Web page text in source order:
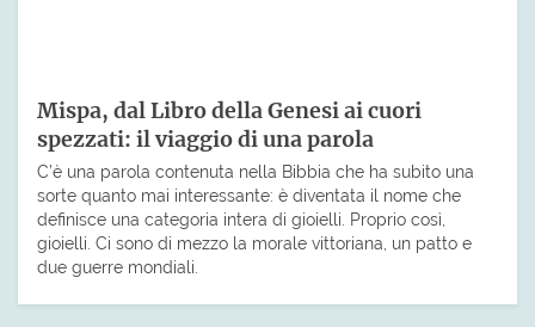
Mispa, dal Libro della Genesi ai cuori
spezzati: il viaggio di una parola
C’è una parola contenuta nella Bibbia che ha subito una
sorte quanto mai interessante: è diventata il nome che
definisce una categoria intera di gioielli. Proprio così,
gioielli. Ci sono di mezzo la morale vittoriana, un patto e
due guerre mondiali.